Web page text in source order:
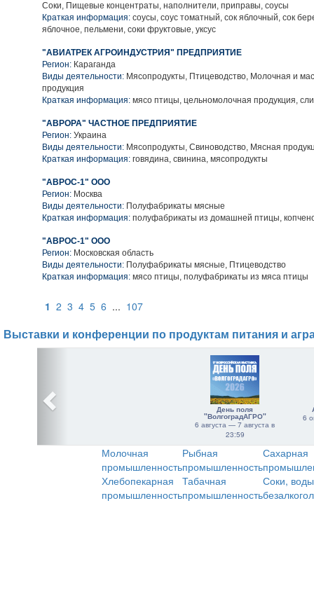
Соки, Пищевые концентраты, наполнители, приправы, соусы
Краткая информация: соусы, соус томатный, сок яблочный, сок
яблочное, пельмени, соки фруктовые, уксус
"АВИАТРЕК АГРОИНДУСТРИЯ" ПРЕДПРИЯТИЕ
Регион: Караганда
Виды деятельности: Мясопродукты, Птицеводство, Молочная и
продукция
Краткая информация: мясо птицы, цельномолочная продукция,
"АВРОРА" ЧАСТНОЕ ПРЕДПРИЯТИЕ
Регион: Украина
Виды деятельности: Мясопродукты, Свиноводство, Мясная
Краткая информация: говядина, свинина, мясопродукты
"АВРОС-1" ООО
Регион: Москва
Виды деятельности: Полуфабрикаты мясные
Краткая информация: полуфабрикаты из домашней птицы,
"АВРОС-1" ООО
Регион: Московская область
Виды деятельности: Полуфабрикаты мясные, Птицеводство
Краткая информация: мясо птицы, полуфабрикаты из мяса птицы
1 2 3 4 5 6 ... 107
Выставки и конференции по продуктам питания и
День поля
"ВолгоградАГРО"
6 августа — 7 августа в
23:59
6
Молочная
промышленность
Рыбная
промышленность
Сахарная
Хлебопекарная
промышленность
Табачная
промышленность
Соки,